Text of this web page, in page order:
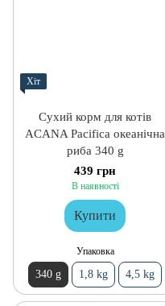
Хіт
Сухий корм для котів
ACANA Pacifica океанічна
риба 340 g
439 грн
В наявності
Купити
Упаковка
340 g 1,8 kg 4,5 kg